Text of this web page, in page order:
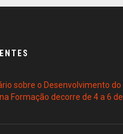
sobre o Desenvolvimento do
Formação decorre de 4 a 6 de